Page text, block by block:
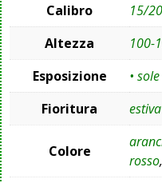
Calibro
15/20
Altezza
100-
Esposizione
•
Fioritura
Colore
rosso,